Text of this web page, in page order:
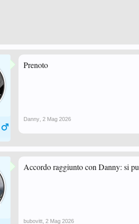
Prenoto
Danny 2 Mag 2026
Accordo raggiunto con Danny: si
bubovitt 2 Mag 2026